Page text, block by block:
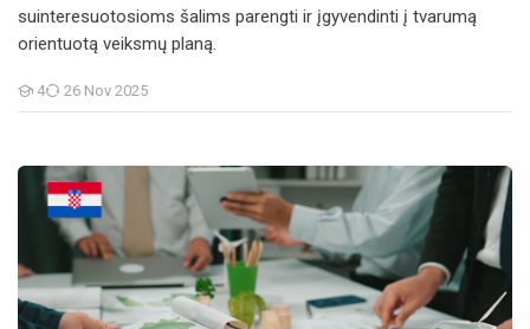
suinteresuotosioms šalims parengti ir įgyvendinti į tvarumą
orientuotą veiksmų planą.
4
Students
26 Nov 2025
Upravljanje tranzicijom: proces za zajedničko stvaranje